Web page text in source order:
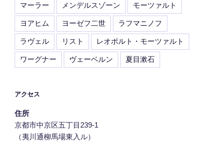
マーラー メンデルスゾーン モーツァルト
ヨアヒム ヨーゼフ二世 ラフマニノフ
ラヴェル リスト レオポルト・モーツァルト
ワーグナー ヴェーベルン 夏目漱石
アクセス
住所
京都市中京区五丁目239‐1
（夷川通柳馬場東入ル）